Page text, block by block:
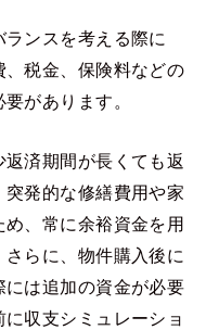
ンスを考える際に
税金、保険料などの
があります。
済期間が長くても返
発的な修繕費用や家
、常に余裕資金を用
らに、物件購入後に
には追加の資金が必要
収支シミュレーショ